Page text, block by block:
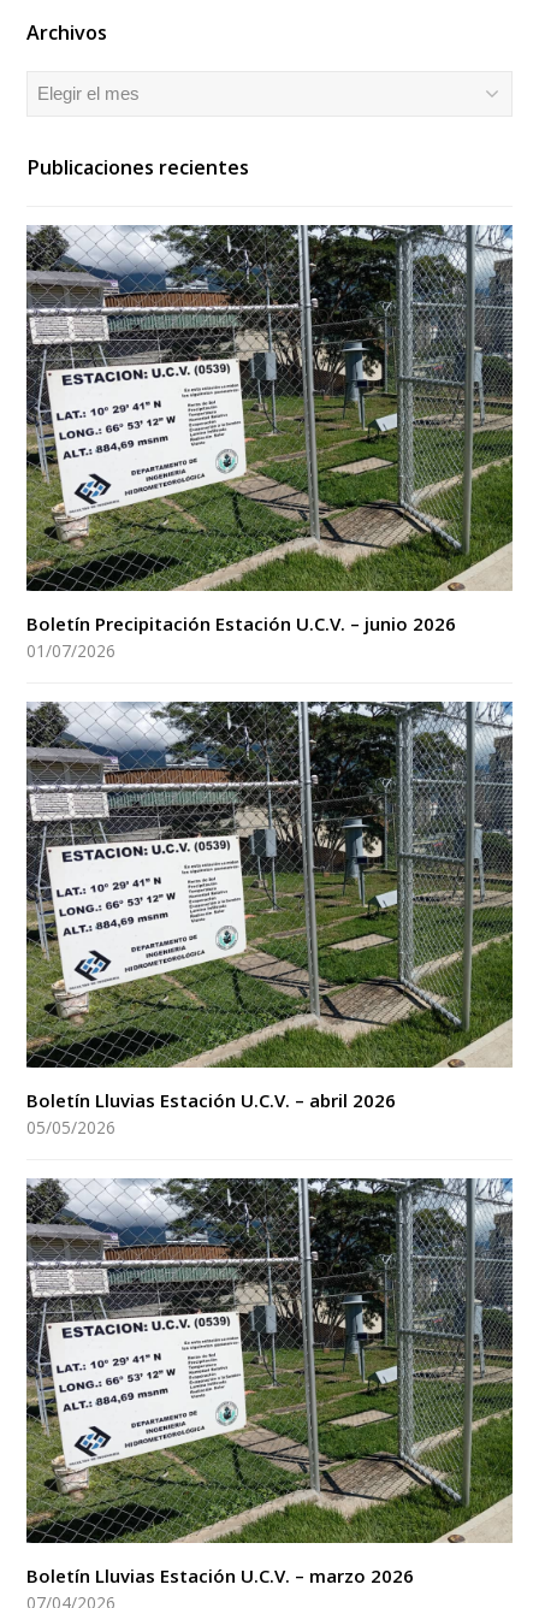
Archivos
Archivos
Publicaciones recientes
Boletín Precipitación Estación U.C.V. – junio 2026
01/07/2026
Boletín Lluvias Estación U.C.V. – abril 2026
05/05/2026
Boletín Lluvias Estación U.C.V. – marzo 2026
07/04/2026